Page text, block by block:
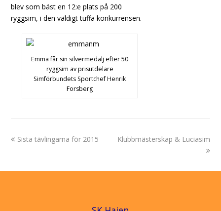
blev som bäst en 12:e plats på 200
ryggsim, i den väldigt tuffa konkurrensen.
Emma får sin silvermedalj efter 50
ryggsim av prisutdelare
Simförbundets Sportchef Henrik
Forsberg
previous
Sista tävlingarna för 2015
next
Klubbmästerskap & Luciasim